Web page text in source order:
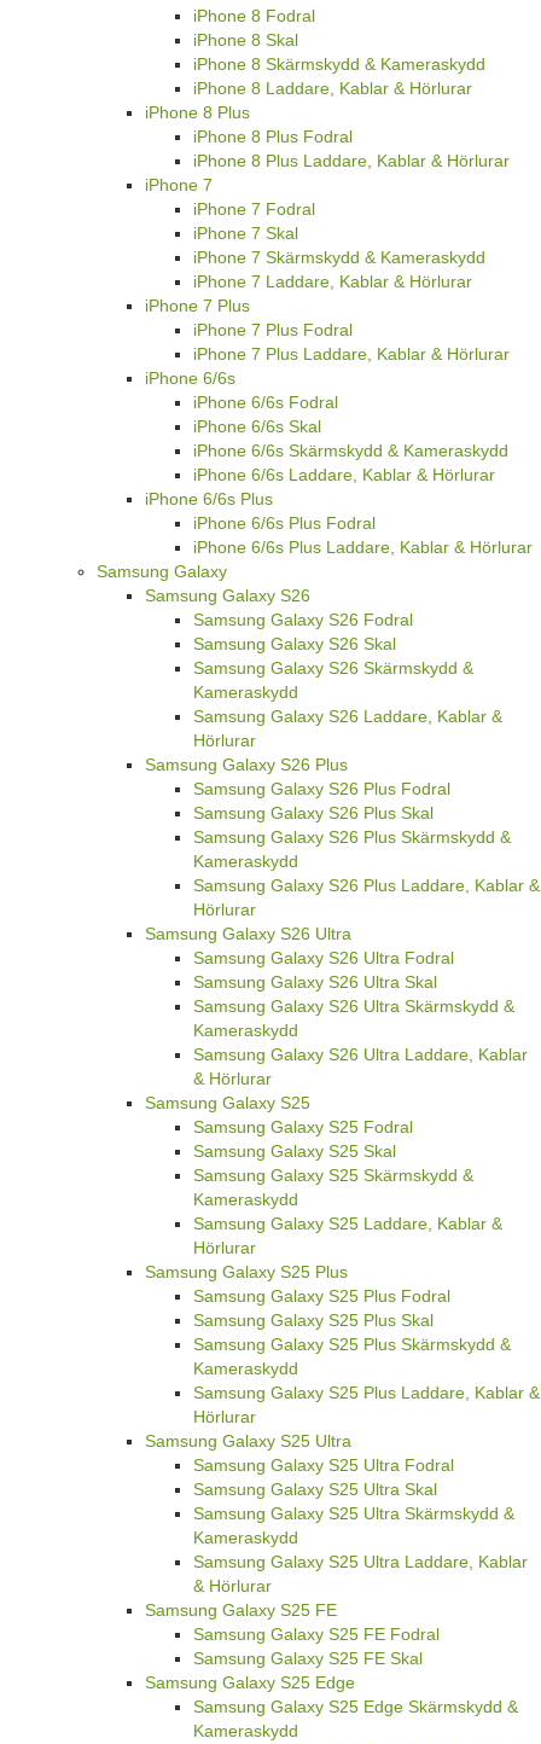
iPhone 8 Fodral
iPhone 8 Skal
iPhone 8 Skärmskydd & Kameraskydd
iPhone 8 Laddare, Kablar & Hörlurar
iPhone 8 Plus
iPhone 8 Plus Fodral
iPhone 8 Plus Laddare, Kablar & Hörlurar
iPhone 7
iPhone 7 Fodral
iPhone 7 Skal
iPhone 7 Skärmskydd & Kameraskydd
iPhone 7 Laddare, Kablar & Hörlurar
iPhone 7 Plus
iPhone 7 Plus Fodral
iPhone 7 Plus Laddare, Kablar & Hörlurar
iPhone 6/6s
iPhone 6/6s Fodral
iPhone 6/6s Skal
iPhone 6/6s Skärmskydd & Kameraskydd
iPhone 6/6s Laddare, Kablar & Hörlurar
iPhone 6/6s Plus
iPhone 6/6s Plus Fodral
iPhone 6/6s Plus Laddare, Kablar & Hörlurar
Samsung Galaxy
Samsung Galaxy S26
Samsung Galaxy S26 Fodral
Samsung Galaxy S26 Skal
Samsung Galaxy S26 Skärmskydd &
Kameraskydd
Samsung Galaxy S26 Laddare, Kablar &
Hörlurar
Samsung Galaxy S26 Plus
Samsung Galaxy S26 Plus Fodral
Samsung Galaxy S26 Plus Skal
Samsung Galaxy S26 Plus Skärmskydd &
Kameraskydd
Samsung Galaxy S26 Plus Laddare, Kablar &
Hörlurar
Samsung Galaxy S26 Ultra
Samsung Galaxy S26 Ultra Fodral
Samsung Galaxy S26 Ultra Skal
Samsung Galaxy S26 Ultra Skärmskydd &
Kameraskydd
Samsung Galaxy S26 Ultra Laddare, Kablar
& Hörlurar
Samsung Galaxy S25
Samsung Galaxy S25 Fodral
Samsung Galaxy S25 Skal
Samsung Galaxy S25 Skärmskydd &
Kameraskydd
Samsung Galaxy S25 Laddare, Kablar &
Hörlurar
Samsung Galaxy S25 Plus
Samsung Galaxy S25 Plus Fodral
Samsung Galaxy S25 Plus Skal
Samsung Galaxy S25 Plus Skärmskydd &
Kameraskydd
Samsung Galaxy S25 Plus Laddare, Kablar &
Hörlurar
Samsung Galaxy S25 Ultra
Samsung Galaxy S25 Ultra Fodral
Samsung Galaxy S25 Ultra Skal
Samsung Galaxy S25 Ultra Skärmskydd &
Kameraskydd
Samsung Galaxy S25 Ultra Laddare, Kablar
& Hörlurar
Samsung Galaxy S25 FE
Samsung Galaxy S25 FE Fodral
Samsung Galaxy S25 FE Skal
Samsung Galaxy S25 Edge
Samsung Galaxy S25 Edge Skärmskydd &
Kameraskydd